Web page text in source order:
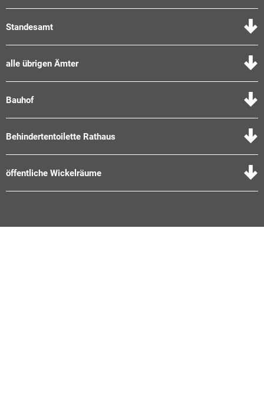
Standesamt
alle übrigen Ämter
Bauhof
Behindertentoilette Rathaus
öffentliche Wickelräume